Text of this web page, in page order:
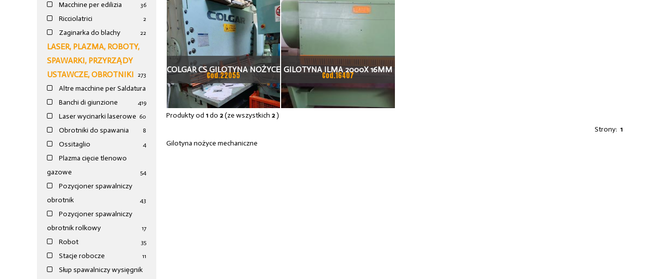
Macchine per edilizia 36
Ricciolatrici 2
Zaginarka do blachy 22
LASER, PLAZMA, ROBOTY,
SPAWARKI, PRZYRZĄDY
USTAWCZE, OBROTNIKI
273
Altre macchine per Saldatura
19
Banchi di giunzione 4
Laser wycinarki laserowe 60
Obrotniki do spawania 8
Ossitaglio 4
Plazma cięcie tlenowo
gazowe
54
Pozycjoner spawalniczy
obrotnik
43
Pozycjoner spawalniczy
obrotnik rolkowy
17
Robot 35
Stacje robocze 11
Słup spawalniczy wysięgnik
COLGAR CS GILOTYNA NOŻYCE
MECHANICZNE 1520 1500 X
20/22MM
Cod.22055
GILOTYNA ILMA 2000X 16MM
Cod.16407
Produkty od1do2(ze wszystkich2)
Strony: 1
Gilotyna nożyce mechaniczne